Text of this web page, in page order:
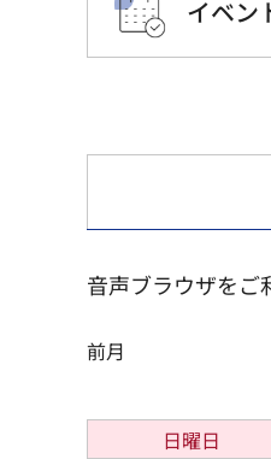
イベン
音声ブラウザをご
前月
日曜日